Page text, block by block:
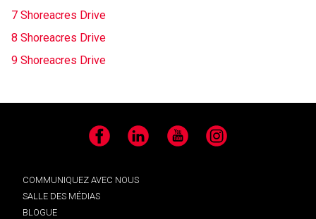
7 Shoreacres Drive
8 Shoreacres Drive
9 Shoreacres Drive
Facebook LinkedIn YouTube Instagram
COMMUNIQUEZ AVEC NOUS
SALLE DES MÉDIAS
BLOGUE